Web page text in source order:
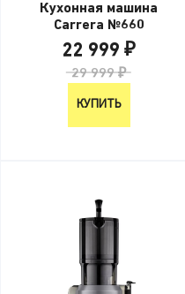
Кухонная машина
Carrera №660
22 999 ₽
29 999 ₽
КУПИТЬ